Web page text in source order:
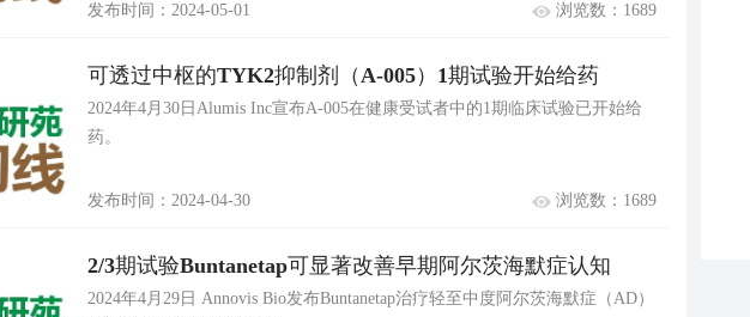
发布时间：2024-05-01
浏览数：1689
可透过中枢的TYK2抑制剂（A-005）1期试验开始给药
2024年4月30日Alumis Inc宣布A-005在健康受试者中的1期临床试验已开始给
药。
发布时间：2024-04-30 浏览数：1689
2/3期试验Buntanetap可显著改善早期阿尔茨海默症认知
2024年4月29日 Annovis Bio发布Buntanetap治疗轻至中度阿尔茨海默症（AD）